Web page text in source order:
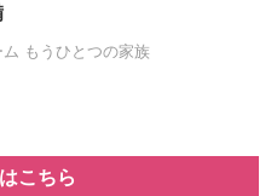
もうひとつの家族
こちら